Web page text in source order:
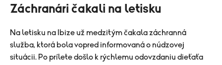
Záchranári čakali na letisku
Na letisku na Ibize už medzitým čakala záchranná
služba, ktorá bola vopred informovaná o núdzovej
situácii. Po prílete došlo k rýchlemu odovzdaniu dieťaťa